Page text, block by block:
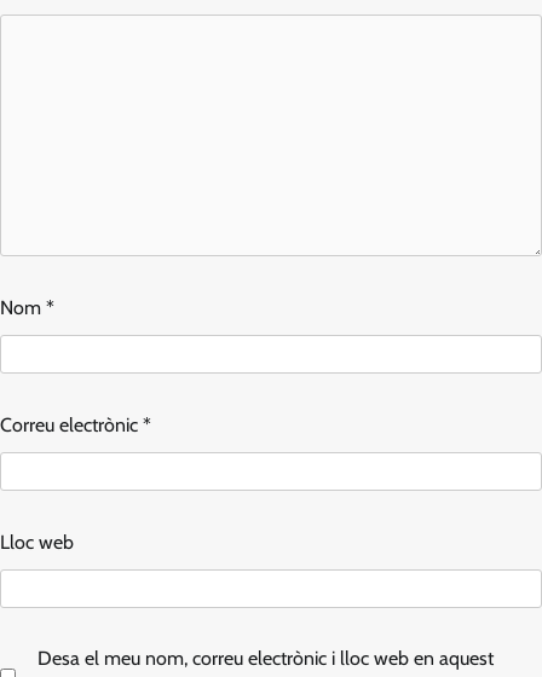
Nom *
Correu electrònic *
Lloc web
Desa el meu nom, correu electrònic i lloc web en aquest